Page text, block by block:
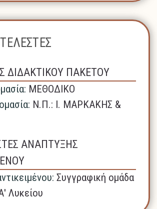
ΔΙΔΑΚΤΙΚΟΥ ΠΑΚΕΤΟΥ
ΜΕΘΟΔΙΚΟ
N.Π.: Ι. ΜΑΡΚΑΚΗΣ &
ΑΝΑΠΤΥΞΗΣ
Συγγραφική ομάδα
Λυκείου